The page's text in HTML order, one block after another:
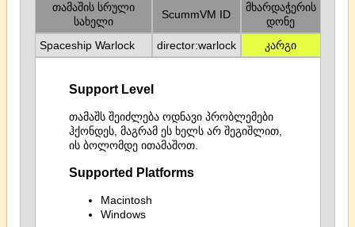
თამაშის სრული
სახელი
ScummVM ID
მხარდაჭერის
დონე
Spaceship Warlock
director:warlock კარგი
Support Level
თამაშს შეიძლება ოდნავი პრობლემები
ჰქონდეს, მაგრამ ეს ხელს არ შეგიშლით,
ის ბოლომდე ითამაშოთ.
Supported Platforms
Macintosh
Windows